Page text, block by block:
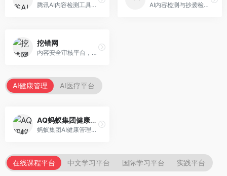
腾讯AI内容检测工具，专注于中文内容识别。面向中文用户，提供AI内容检测、文本分析、报告生成等服务，中文检测专业。 AI内容检测与抄袭检测平台，专注于内容原创性验证。面向教育机构和出版商，提供AI检测、抄袭检测、多语言支持等服务，检测全面。
挖错网
内容安全审核平台，专注于违规内容检测。面向企业和平台，提供内容审核、敏感词检测、风险预警等服务，安全审核专业。
AI健康管理 AI医疗平台
AQ蚂蚁集团健康管家
蚂蚁集团AI健康管理服务，专注于个人健康监测。面向个人用户，提供健康评估、慢病管理、健康建议等服务，健康管理便捷。
在线课程平台 中文学习平台 国际学习平台 实践平台